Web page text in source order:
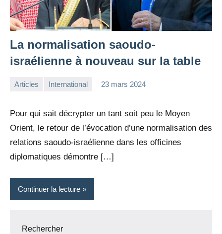
La normalisation saoudo-
israélienne à nouveau sur la table
Articles International 23 mars 2024
Pour qui sait décrypter un tant soit peu le Moyen
Orient, le retour de l’évocation d’une normalisation des
relations saoudo-israélienne dans les officines
diplomatiques démontre […]
Continuer la lecture
Rechercher